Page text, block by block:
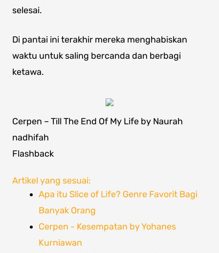
selesai.
Di pantai ini terakhir mereka menghabiskan
waktu untuk saling bercanda dan berbagi
ketawa.
Cerpen – Till The End Of My Life by Naurah
nadhifah
Flashback
Artikel yang sesuai:
Apa itu Slice of Life? Genre Favorit Bagi
Banyak Orang
Cerpen - Kesempatan by Yohanes
Kurniawan